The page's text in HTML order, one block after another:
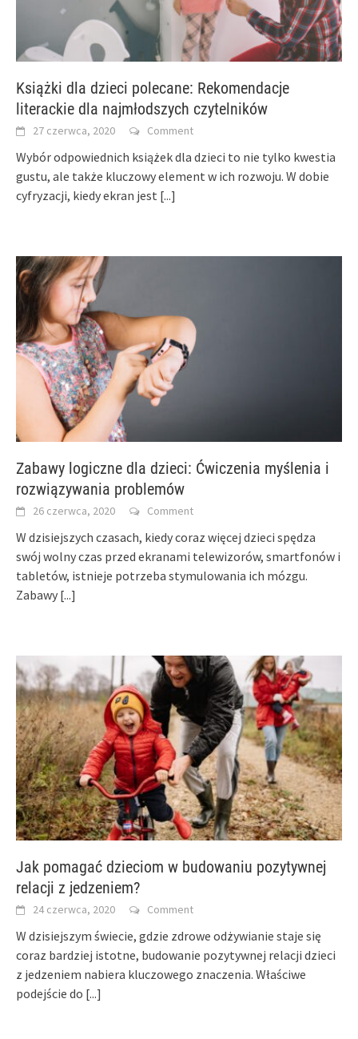
Książki dla dzieci polecane: Rekomendacje
literackie dla najmłodszych czytelników
27 czerwca, 2020 Comment
Wybór odpowiednich książek dla dzieci to nie tylko kwestia
gustu, ale także kluczowy element w ich rozwoju. W dobie
cyfryzacji, kiedy ekran jest [...]
Zabawy logiczne dla dzieci: Ćwiczenia myślenia i
rozwiązywania problemów
26 czerwca, 2020 Comment
W dzisiejszych czasach, kiedy coraz więcej dzieci spędza
swój wolny czas przed ekranami telewizorów, smartfonów i
tabletów, istnieje potrzeba stymulowania ich mózgu.
Zabawy [...]
Jak pomagać dzieciom w budowaniu pozytywnej
relacji z jedzeniem?
24 czerwca, 2020 Comment
W dzisiejszym świecie, gdzie zdrowe odżywianie staje się
coraz bardziej istotne, budowanie pozytywnej relacji dzieci
z jedzeniem nabiera kluczowego znaczenia. Właściwe
podejście do [...]